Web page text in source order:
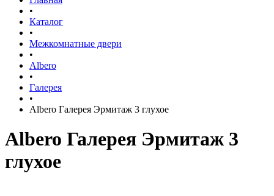
•
Каталог
•
Межкомнатные двери
•
Albero
•
Галерея
•
Albero Галерея Эрмитаж 3 глухое
Albero Галерея Эрмитаж 3
глухое